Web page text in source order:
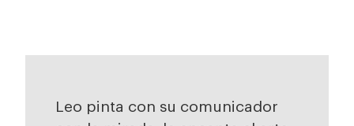
Leo pinta con su comunicador